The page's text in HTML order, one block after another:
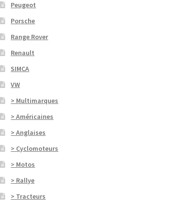
Peugeot
Porsche
Range Rover
Renault
SIMCA
VW
> Multimarques
> Américaines
> Anglaises
> Cyclomoteurs
> Motos
> Rallye
> Tracteurs